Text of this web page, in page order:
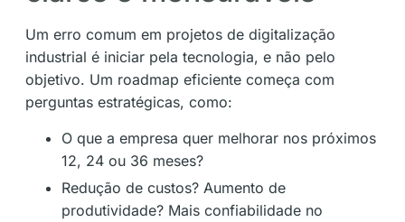
Um erro comum em projetos de digitalização
industrial é iniciar pela tecnologia, e não pelo
objetivo. Um roadmap eficiente começa com
perguntas estratégicas, como:
O que a empresa quer melhorar nos próximos
12, 24 ou 36 meses?
Redução de custos? Aumento de
produtividade? Mais confiabilidade no